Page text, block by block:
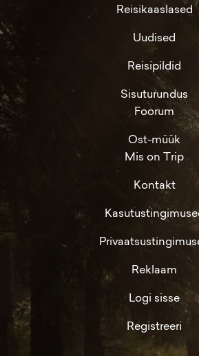
Reisikaaslased
Uudised
Reisipildid
Sisuturundus
Foorum
Ost-müük
Mis on Trip
Kontakt
Reklaam
Logi sisse
Registreeri